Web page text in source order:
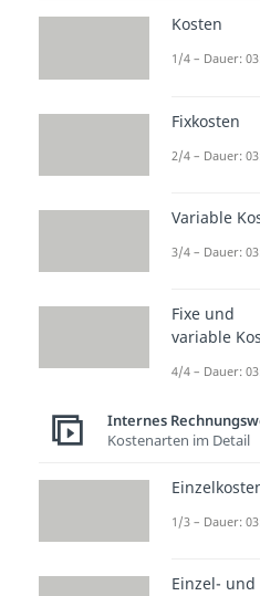
In
für das
dem
da sie
Kosten
1/4 – Dauer:
Fixkosten
2/4 – Dauer:
Variable
3/4 – Dauer:
Fixe und
variable
4/4 – Dauer:
Internes
Kostenarten im Detail
1/3 – Dauer:
Einzel- und